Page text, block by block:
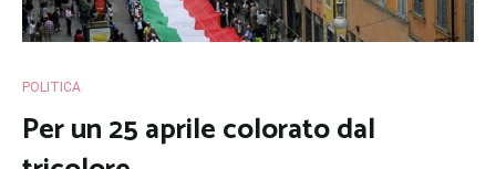
POLITICA
Per un 25 aprile colorato dal